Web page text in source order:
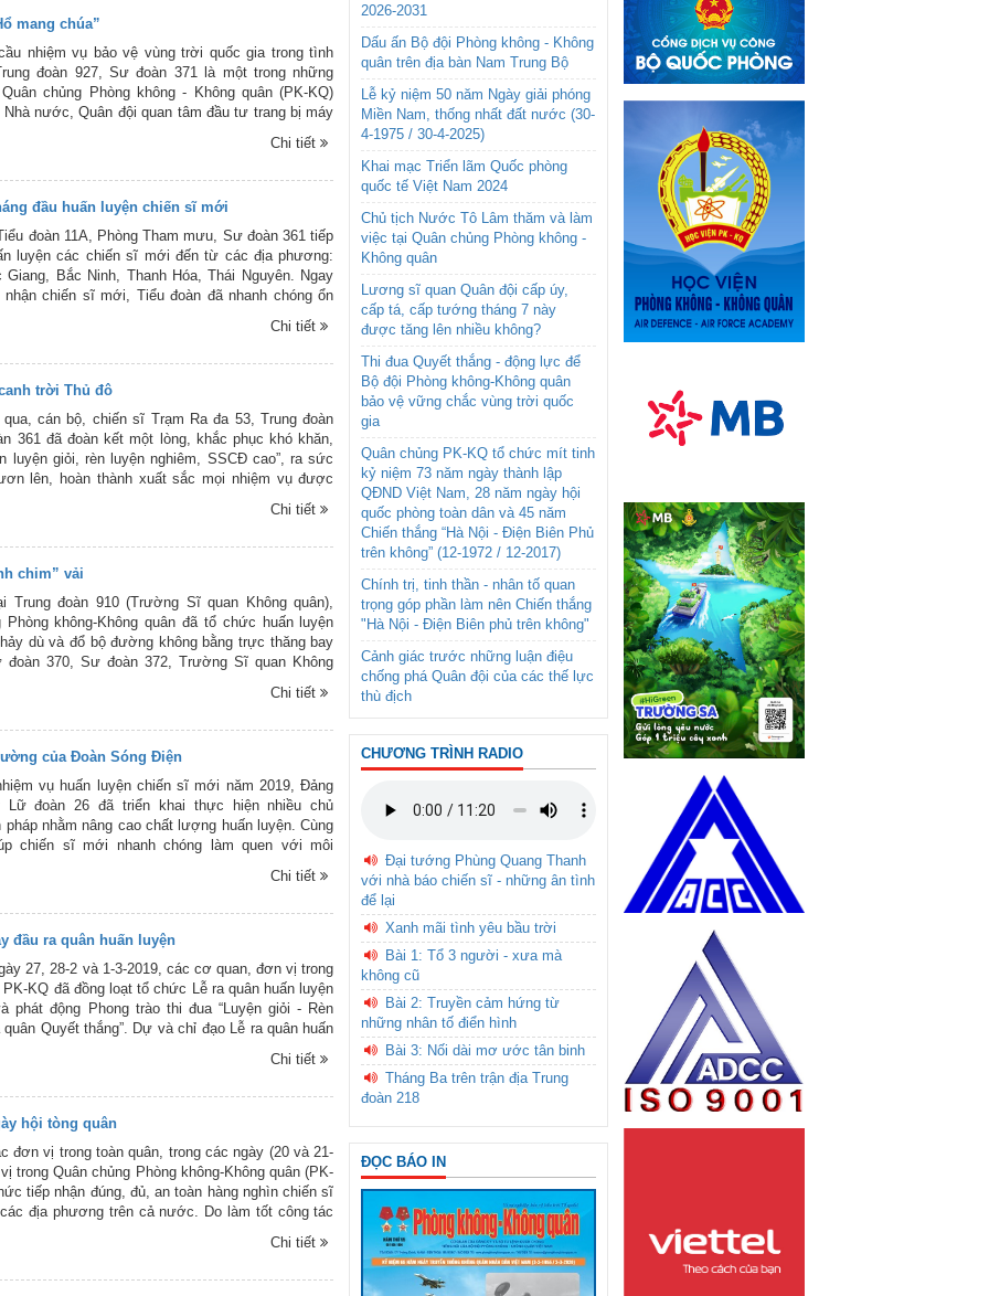
Dưới đây là một số hình ảnh của hoạt động
thả dù của Trung tâm Quốc gia Huấn luyện và
giới thiệu cùng bạn đọc!
mang chúa”
nhiệm vụ bảo vệ vùng trời quốc gia trong tình
đoàn 927, Sư đoàn 371 là một trong những
chủng Phòng không - Không quân (PK-KQ)
nước, Quân đội quan tâm đầu tư trang bị máy
trong chiến đấu, cùng với vinh dự và trách nhiệm
đại, hoàn thành tốt nhiệm vụ huấn luyện, SSCĐ,
chắc vùng trời phía Bắc của Tổ quốc. Trên đây là
ảnh huấn luyện của cán bộ, chiến sĩ Trung đoàn
viên Báo PK-KQ ghi lại. Trân trọng giới thiệu cùng
Chi tiết
đầu huấn luyện chiến sĩ mới
đoàn 11A, Phòng Tham mưu, Sư đoàn 361 tiếp
luyện các chiến sĩ mới đến từ các địa phương:
Giang, Bắc Ninh, Thanh Hóa, Thái Nguyên. Ngay
chiến sĩ mới, Tiểu đoàn đã nhanh chóng ổn
và bước vào huấn luyện theo đúng chương trình,
hòa nhập môi trường quân ngũ, lễ tiết tác phong,
hỏi có nhiều chuyển biến vững chắc, nền nếp
quy, quản lý kỷ luật được giữ vững. Trên đây
ảnh về hoạt động huấn luyện chiến sĩ mới năm
đoàn 11A, Phòng Tham mưu, Sư đoàn 361 mà
Chi tiết
trời Thủ đô
qua, cán bộ, chiến sĩ Trạm Ra đa 53, Trung đoàn
361 đã đoàn kết một lòng, khắc phục khó khăn,
luyện giỏi, rèn luyện nghiêm, SSCĐ cao”, ra sức
lên, hoàn thành xuất sắc mọi nhiệm vụ được
“Đơn vị Quyết thắng”. Báo Phòng không - Không
sĩ Trạm Ra đa 53, Trung đoàn 293, Sư đoàn
Chi tiết
chim” vải
Trung đoàn 910 (Trường Sĩ quan Không quân),
Phòng không-Không quân đã tổ chức huấn luyện
dù và đổ bộ đường không bằng trực thăng bay
đoàn 370, Sư đoàn 372, Trường Sĩ quan Không
hoạt động nhằm huấn luyện các động tác kỹ thuật
làm tốt công tác chuẩn bị và hiệp đồng giữa các
thực hành nhảy dù đã thành công tốt đẹp, bảo
chất lượng. Trên đây là một số hình ảnh trong
hành nhảy dù do phóng viên Báo Phòng không-
ghi lại tại Sân bay Tuy Hòa (Phú Yên). Trân trọng
Chi tiết
của Đoàn Sóng Điện
vụ huấn luyện chiến sĩ mới năm 2019, Đảng
Lữ đoàn 26 đã triển khai thực hiện nhiều chủ
nhằm nâng cao chất lượng huấn luyện. Cùng
chiến sĩ mới nhanh chóng làm quen với môi
về kỹ thuật, chiến thuật chiến đấu bộ binh, điều
hình ảnh huấn luyện chiến sĩ mới ở Lữ đoàn 26
Báo PK-KQ ghi lại. Xin giới thiệu cùng bạn đọc.
Chi tiết
đầu ra quân huấn luyện
27, 28-2 và 1-3-2019, các cơ quan, đơn vị trong
PK-KQ đã đồng loạt tổ chức Lễ ra quân huấn luyện
phát động Phong trào thi đua “Luyện giỏi - Rèn
quân Quyết thắng”. Dự và chỉ đạo Lễ ra quân huấn
trưởng Bộ Tư lệnh Quân chủng và thủ trưởng các
sĩ. Trên đây là một số hình ảnh Lễ ra quân huấn
cơ quan, đơn vị trong Quân chủng.
Chi tiết
hội tòng quân
đơn vị trong toàn quân, trong các ngày (20 và 21-
trong Quân chủng Phòng không-Không quân (PK-
tiếp nhận đúng, đủ, an toàn hàng nghìn chiến sĩ
địa phương trên cả nước. Do làm tốt công tác
hơn các năm trước. Các thanh niên đều có nhận
Chi tiết
2026-2031
Dấu ấn Bộ đội Phòng không - Không
quân trên địa bàn Nam Trung Bộ
Lễ kỷ niệm 50 năm Ngày giải phóng
Miền Nam, thống nhất đất nước (30-
4-1975 / 30-4-2025)
Khai mạc Triển lãm Quốc phòng
quốc tế Việt Nam 2024
Chủ tịch Nước Tô Lâm thăm và làm
việc tại Quân chủng Phòng không -
Không quân
Lương sĩ quan Quân đội cấp úy,
cấp tá, cấp tướng tháng 7 này
được tăng lên nhiều không?
Thi đua Quyết thắng - động lực để
Bộ đội Phòng không-Không quân
bảo vệ vững chắc vùng trời quốc
gia
Quân chủng PK-KQ tổ chức mít tinh
kỷ niệm 73 năm ngày thành lập
QĐND Việt Nam, 28 năm ngày hội
quốc phòng toàn dân và 45 năm
Chiến thắng “Hà Nội - Điện Biên Phủ
trên không” (12-1972 / 12-2017)
Chính trị, tinh thần - nhân tố quan
trọng góp phần làm nên Chiến thắng
"Hà Nội - Điện Biên phủ trên không"
Cảnh giác trước những luận điệu
chống phá Quân đội của các thế lực
thù địch
CHƯƠNG TRÌNH RADIO
Đại tướng Phùng Quang Thanh
với nhà báo chiến sĩ - những ân tình
để lại
Xanh mãi tình yêu bầu trời
Bài 1: Tổ 3 người - xưa mà
không cũ
Bài 2: Truyền cảm hứng từ
những nhân tố điển hình
Bài 3: Nối dài mơ ước tân binh
Tháng Ba trên trận địa Trung
đoàn 218
ĐỌC BÁO IN